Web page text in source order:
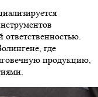
где
продукцию,